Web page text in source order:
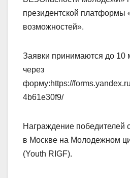
президентской платформы
возможностей».
Заявки принимаются до 10
через
форму:https://
4b61e30f9/
Награждение победителей
в Москве на Молодежном
(Youth RIGF).